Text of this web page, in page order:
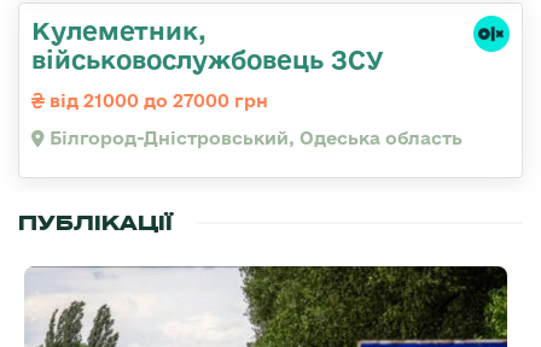
Кулеметник,
військовослужбовець ЗСУ
від 21000 до 27000 грн
Білгород-Дністровський, Одеська область
ПУБЛІКАЦІЇ